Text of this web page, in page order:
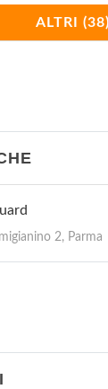
Rocca
Magnani
130, Collecchio
Glauco
Garibaldi 15,
ALTRI (38)
2, Parma